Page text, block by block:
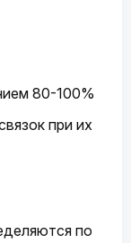
80-100%
при их
по